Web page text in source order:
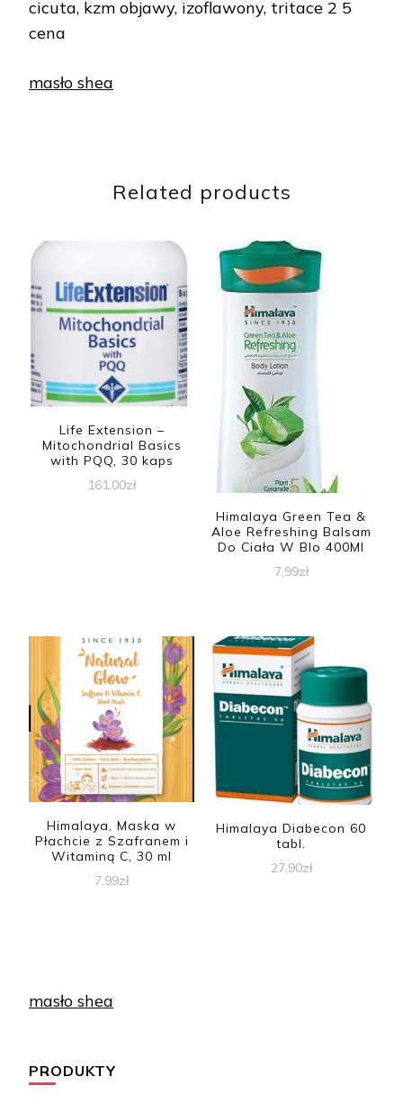
cicuta, kzm objawy, izoflawony, tritace 2 5
cena
masło shea
Related products
Life Extension –
Mitochondrial Basics
with PQQ, 30 kaps
161,00zł
Himalaya Green Tea &
Aloe Refreshing Balsam
Do Ciała W Blo 400Ml
7,99zł
Himalaya, Maska w
Płachcie z Szafranem i
Witaminą C, 30 ml
7,99zł
Himalaya Diabecon 60
tabl.
27,90zł
masło shea
PRODUKTY